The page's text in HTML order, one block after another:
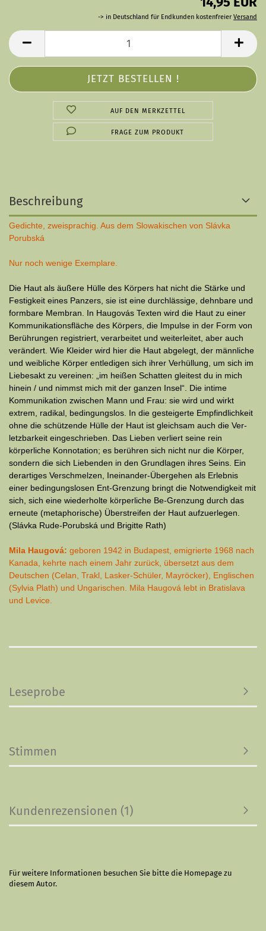
-> in Deutschland für Endkunden kostenfreier Versand
AUF DEN MERKZETTEL
FRAGE ZUM PRODUKT
Beschreibung
Gedichte, zweisprachig. Aus dem Slowakischen von Slávka
Porubská
Nur noch wenige Exemplare.
Die Haut als äußere Hülle des Körpers hat nicht die Stärke und
Festigkeit eines Panzers, sie ist eine durchlässige, dehnbare und
formbare Membran. In Haugovás Texten wird die Haut zu einer
Kommunikationsfläche des Körpers, die Impulse in der Form von
Berührungen registriert, verarbeitet und weiterleitet, aber auch
verändert. Wie Kleider wird hier die Haut abgelegt, der männliche
und weibliche Körper entledigen sich ihrer Verhüllung, um sich im
Liebesakt zu vereinen: „im heißen Schatten gleitest du in mich
hinein / und nimmst mich mit der ganzen Insel“. Die intime
Kommuni­kation zwischen Mann und Frau: sie wird und wirkt
extrem, radikal, bedingungslos. In die gesteigerte Empfindlichkeit
ohne die schützende Hülle der Haut ist gleichsam auch die Ver­
letz­barkeit eingeschrieben. Das Lieben verliert seine rein
körperliche Konnotation; es berühren sich nicht nur die Körper,
sondern die sich Liebenden in den Grundlagen ihres Seins. Ein
derartiges Verschmelzen, Ineinander-Übergehen als Erlebnis
einer be­din­gungs­losen Ent-Grenzung bringt die Notwendigkeit mit
sich, sich eine wiederholte körperliche Be-Grenzung durch das
erneute (metaphorische) Überstreifen der Haut aufzuerlegen.
(Slávka Rude-Porubská und Brigitte Rath)
Mila Haugová: geboren 1942 in Budapest, emigrierte 1968 nach
Kanada, kehrte nach einem Jahr zurück, übersetzt aus dem
Deutschen (Celan, Trakl, Lasker-Schüler, Mayröcker), Englischen
(Sylvia Plath) und Ungarischen. Mila Haugová lebt in Bratislava
und Levice.
Leseprobe
Stimmen
Kundenrezensionen (1)
Für weitere Informationen besuchen Sie bitte die Homepage zu
diesem Autor.